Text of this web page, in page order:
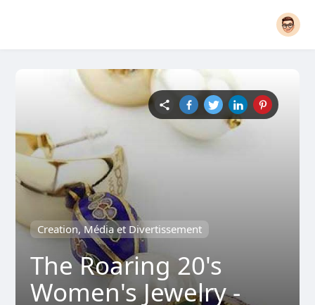
Creation, Média et Divertissement
The Roaring 20's
Women's Jewelry -